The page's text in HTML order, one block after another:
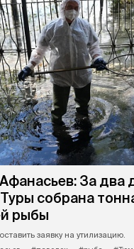
За два
собрана
рыбы
заявку на утилизацию.